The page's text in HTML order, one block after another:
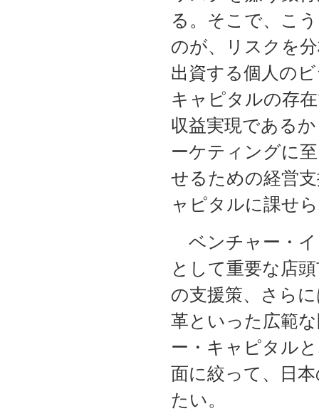
る。そこで、こ
のが、リスクを
出資する個人の
キャピタルの存
収益実現である
ーケティングに
せるための経営
ャピタルに課せ
ベンチャー・イ
として重要な店
の支援策、さら
革といった広範
ー・キャピタル
面に絞って、日
たい。